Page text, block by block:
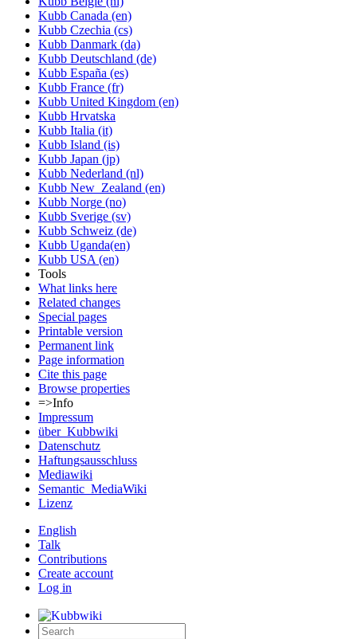
Kubb Canada (en)
Kubb Czechia (cs)
Kubb Danmark (da)
Kubb Deutschland (de)
Kubb España (es)
Kubb France (fr)
Kubb United Kingdom (en)
Kubb Hrvatska
Kubb Italia (it)
Kubb Island (is)
Kubb Japan (jp)
Kubb Nederland (nl)
Kubb New_Zealand (en)
Kubb Norge (no)
Kubb Sverige (sv)
Kubb Schweiz (de)
Kubb Uganda(en)
Kubb USA (en)
Tools
What links here
Related changes
Special pages
Printable version
Permanent link
Page information
Cite this page
Browse properties
=>Info
Impressum
über_Kubbwiki
Datenschutz
Haftungsausschluss
Mediawiki
Semantic_MediaWiki
Lizenz
English
Talk
Contributions
Create account
Log in